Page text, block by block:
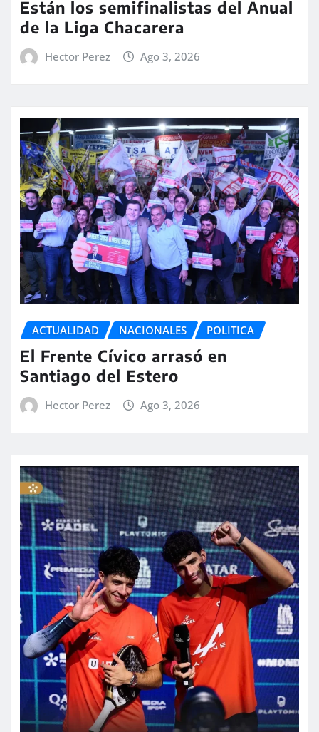
Están los semifinalistas del Anual
de la Liga Chacarera
Hector Perez Ago 3, 2026
ACTUALIDAD NACIONALES POLITICA
El Frente Cívico arrasó en
Santiago del Estero
Hector Perez Ago 3, 2026